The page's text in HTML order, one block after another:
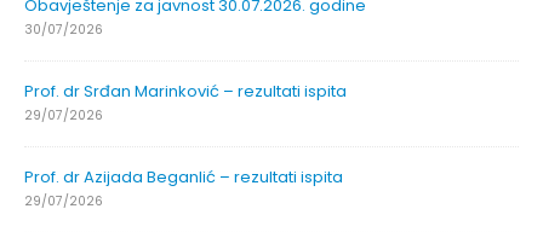
Obavještenje za javnost 30.07.2026. godine
30/07/2026
Prof. dr Srđan Marinković – rezultati ispita
29/07/2026
Prof. dr Azijada Beganlić – rezultati ispita
29/07/2026